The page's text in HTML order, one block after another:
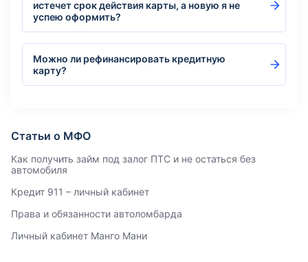
истечет срок действия карты, а новую я не
успею оформить?
Можно ли рефинансировать кредитную
карту?
Статьи о МФО
Как получить займ под залог ПТС и не остаться без
автомобиля
Кредит 911 – личный кабинет
Права и обязанности автоломбарда
Личный кабинет Манго Мани